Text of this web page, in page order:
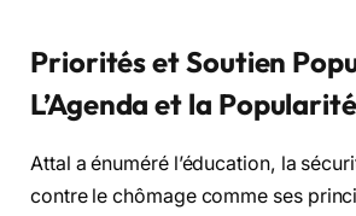
Priorités et Soutien
L’Agenda et la
Attal a énuméré l’éducation, la
contre le chômage comme ses